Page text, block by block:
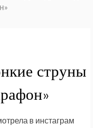
струны
в инстаграм